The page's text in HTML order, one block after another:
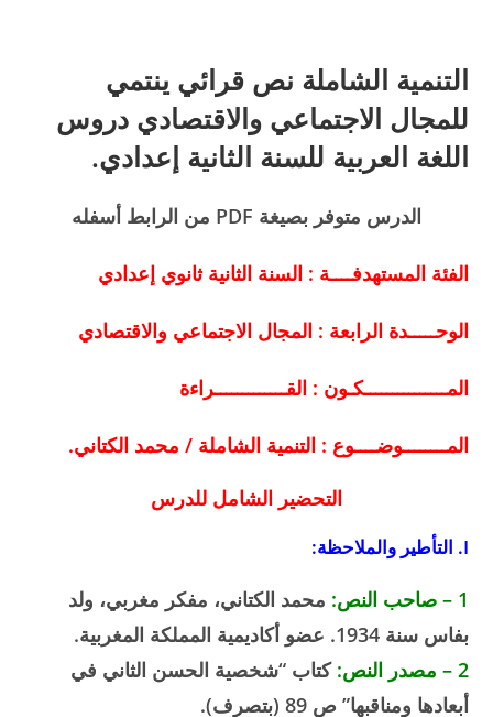
التنمية الشاملة نص قرائي ينتمي
للمجال الاجتماعي والاقتصادي دروس
اللغة العربية للسنة الثانية إعدادي.
الدرس متوفر بصيغة PDF من الرابط أسفله
الفئة المستهدفــــة : السنة الثانية ثانوي إعدادي
الوحـــــدة الرابعة : المجال الاجتماعي والاقتصادي
المـــــــــــــــكـون : القـــــــــــــراءة
المــــــــوضــــوع : التنمية الشاملة / محمد الكتاني.
التحضير الشامل للدرس
I. التأطير والملاحظة:
1 – صاحب النص:
محمد الكتاني، مفكر مغربي، ولد
بفاس سنة 1934. عضو أكاديمية المملكة المغربية.
2 – مصدر النص:
كتاب “شخصية الحسن الثاني في
أبعادها ومناقبها” ص 89 (بتصرف).